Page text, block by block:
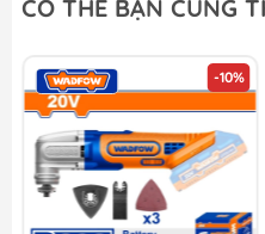
850.000₫
Pin 20V 2.0Ah YUPAI
490.000₫
CÓ THỂ BẠN CŨNG
-10%